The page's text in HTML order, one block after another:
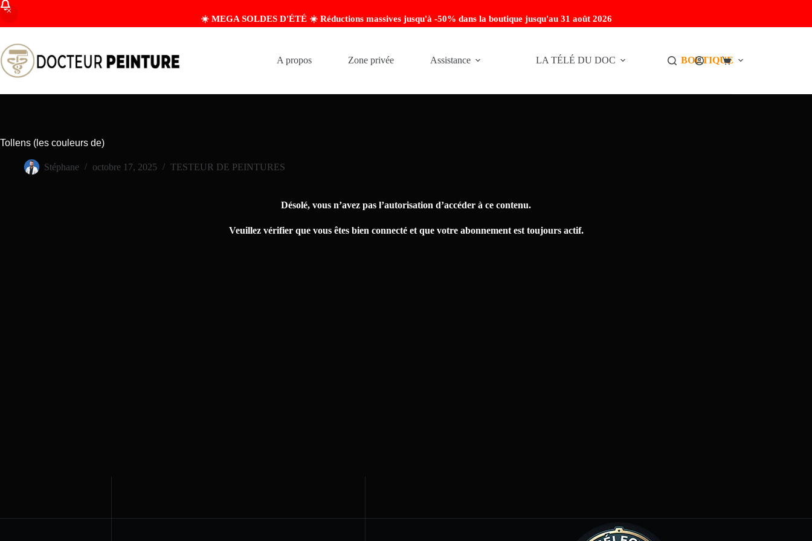
☀️ MEGA SOLDES D'ÉTÉ ☀️ Réductions massives jusqu'à -50% dans la boutique jusqu'au 31 août 2026
A propos Zone privée Assistance LA TÉLÉ DU DOC BOUTIQUE
Tollens (les couleurs de)
Stéphane octobre 17, 2025 TESTEUR DE PEINTURES
Désolé, vous n’avez pas l’autorisation d’accéder à ce contenu.
Veuillez vérifier que vous êtes bien connecté et que votre abonnement est toujours actif.